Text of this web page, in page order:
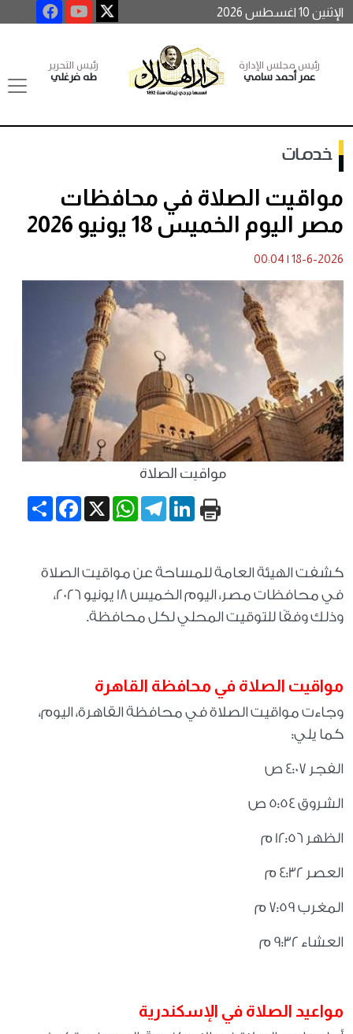
الإثنين 10 اغسطس 2026
رئيس مجلس الإدارة
عمر أحمد سامي
رئيس التحرير
طه فرغلي
خدمات
مواقيت الصلاة في محافظات
مصر اليوم الخميس 18 يونيو 2026
18-6-2026
|
00:04
مواقيت الصلاة
Share
Facebook X
WhatsApp
TelegramLinkedIn
كشفت الهيئة العامة للمساحة عن مواقيت الصلاة
في محافظات مصر، اليوم الخميس 18 يونيو 2026،
وذلك وفقًا للتوقيت المحلي لكل محافظة.
مواقيت الصلاة في محافظة القاهرة
وجاءت مواقيت الصلاة في محافظة القاهرة، اليوم،
كما يلي:
الفجر 4:07 ص
الشروق 5:54 ص
الظهر 12:56 م
العصر 4:32 م
المغرب 7:59 م
العشاء 9:32 م
مواعيد الصلاة في الإسكندرية